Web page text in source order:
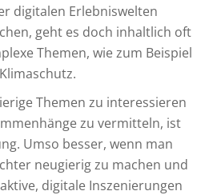
digitalen Erlebniswelten
geht es doch inhaltlich oft
Themen, wie zum Beispiel
Themen zu interessieren
zu vermitteln, ist
Umso besser, wenn man
neugierig zu machen und
digitale Inszenierungen